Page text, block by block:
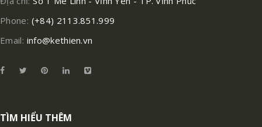
Phone: (+84) 2113.851.999
Email: info@kethien.vn
TÌM HIỂU THÊM